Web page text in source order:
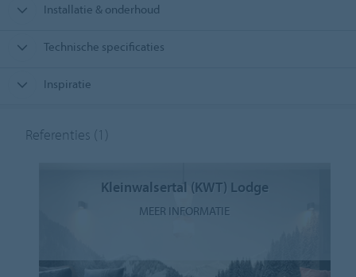
Installatie & onderhoud
Technische specificaties
Inspiratie
Referenties (1)
Kleinwalsertal (KWT) Lodge
MEER INFORMATIE